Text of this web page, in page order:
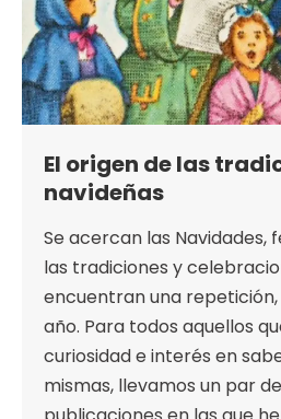
El origen de las
navideñas
Se acercan las Navidades,
las tradiciones y
encuentran una
año. Para todos aquellos
curiosidad e interés en
mismas, llevamos un par